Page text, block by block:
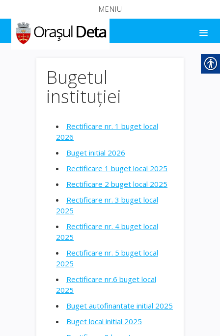
MENIU
Bugetul
instituției
Rectificare nr. 1 buget local
2026
Buget initial 2026
Rectificare 1 buget local 2025
Rectificare 2 buget local 2025
Rectificare nr. 3 buget local
2025
Rectificare nr. 4 buget local
2025
Rectificare nr. 5 buget local
2025
Rectificare nr.6 buget local
2025
Buget autofinantate initial 2025
Buget local initial 2025